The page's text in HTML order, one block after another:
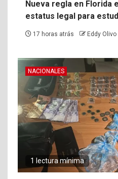
Nueva regla en Florida
estatus legal para
17 horas atrás Eddy Olivo
NACIONALES
1 lectura mínima